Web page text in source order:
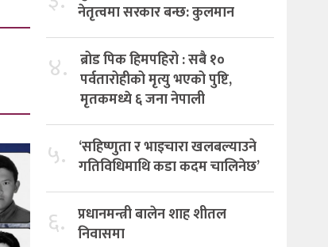
नेतृत्वमा सरकार बन्छ: कुलमान
४. ब्रोड पिक हिमपहिरो : सबै १०
पर्वतारोहीको मृत्यु भएको पुष्टि,
मृतकमध्ये ६ जना नेपाली
५. ‘सहिष्णुता र भाइचारा खलबल्याउने
गतिविधिमाथि कडा कदम चालिनेछ’
६. प्रधानमन्त्री बालेन शाह शीतल
निवासमा